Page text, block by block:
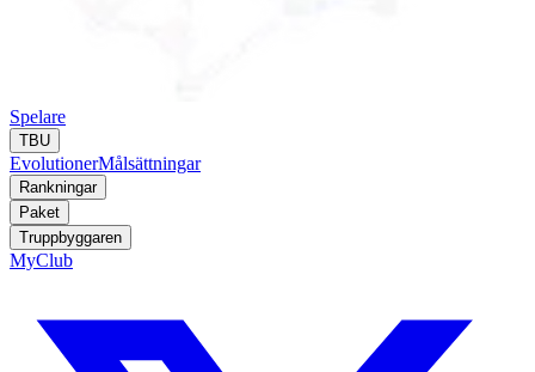
Spelare
TBU
EvolutionerMålsättningar
Rankningar
Paket
Truppbyggaren
MyClub